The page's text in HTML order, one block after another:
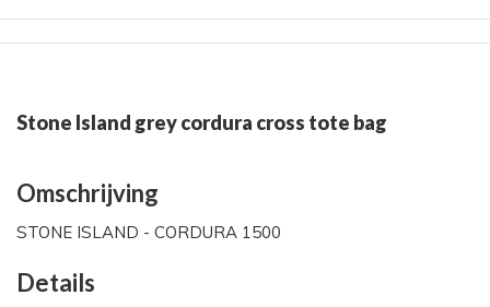
Stone Island grey cordura cross tote bag
Omschrijving
STONE ISLAND - CORDURA 1500
Details